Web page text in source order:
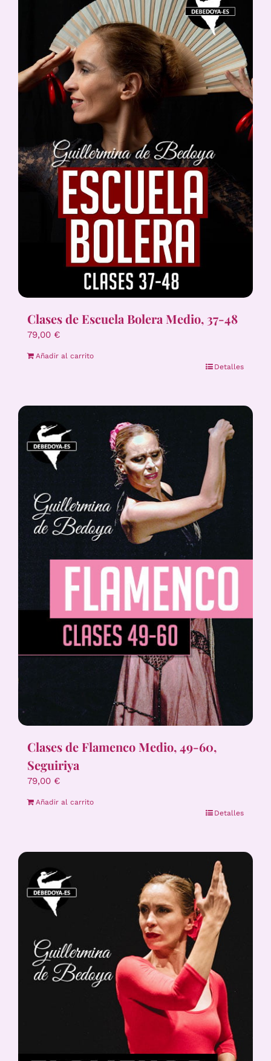
Clases de Escuela Bolera Medio, 37-48
79,00 €
Añadir al carrito
Detalles
Clases de Flamenco Medio, 49-60,
Seguiriya
79,00 €
Añadir al carrito
Detalles